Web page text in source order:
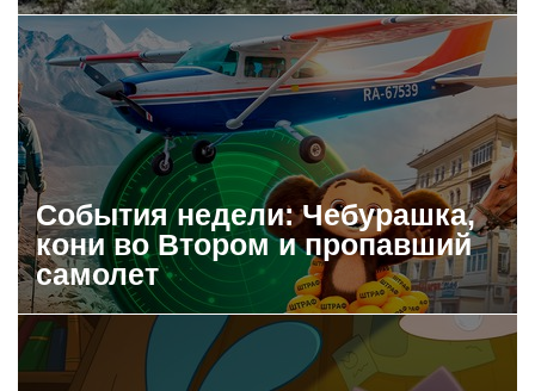
События недели: Чебурашка,
кони во Втором и пропавший
самолет